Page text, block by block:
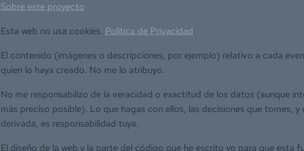
Sobre este proyecto
Esta web no usa cookies. Política de Privacidad
El contenido (imágenes o descripciones, por ejemplo) relativo a cada
quien lo haya creado. No me lo atribuyo.
No me responsabilizo de la veracidad o exactitud de los datos (aunque
más preciso posible). Lo que hagas con ellos, las decisiones que tomes,
derivada, es responsabilidad tuya.
El diseño de la web y la parte del código que he escrito yo para que esta